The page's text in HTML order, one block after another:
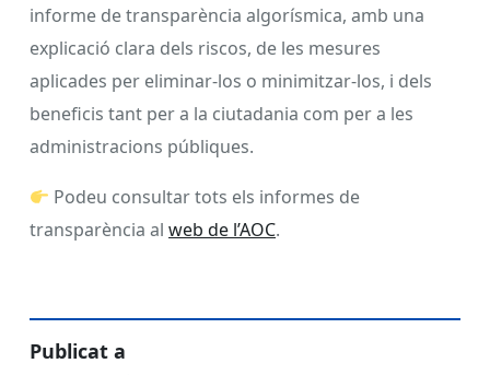
informe de transparència algorísmica, amb una
explicació clara dels riscos, de les mesures
aplicades per eliminar-los o minimitzar-los, i dels
beneficis tant per a la ciutadania com per a les
administracions públiques.
Podeu consultar tots els informes de
transparència al web de l’AOC.
Publicat a